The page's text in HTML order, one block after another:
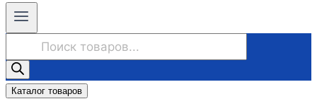
товаров
Каталог товаров